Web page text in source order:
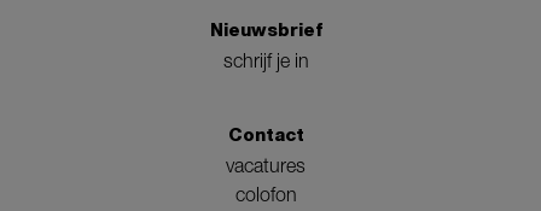
Nieuwsbrief
schrijf je in
Contact
vacatures
colofon